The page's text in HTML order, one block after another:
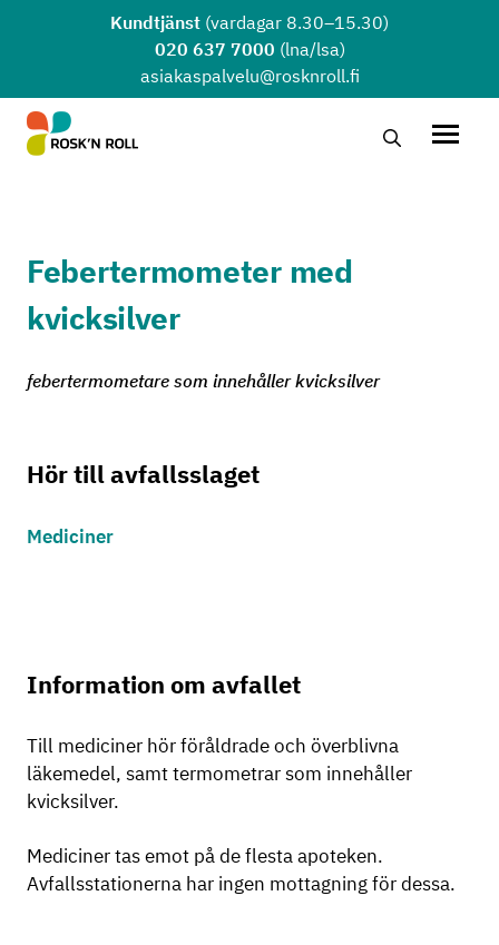
Hoppa till huvudinnehållet
Kundtjänst (vardagar 8.30–15.30)
020 637 7000 (lna/lsa)
asiakaspalvelu@rosknroll.fi
Sök …
Febertermometer med
kvicksilver
febertermometare som innehåller kvicksilver
Hör till avfallsslaget
Mediciner
Information om avfallet
Till mediciner hör föråldrade och överblivna
läkemedel, samt termometrar som innehåller
kvicksilver.
Mediciner tas emot på de flesta apoteken.
Avfallsstationerna har ingen mottagning för dessa.